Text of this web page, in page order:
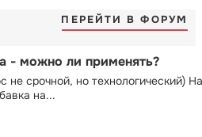
ПЕРЕЙТИ В ФОРУМ
- можно ли применять?
не срочной, но технологический) На
на...